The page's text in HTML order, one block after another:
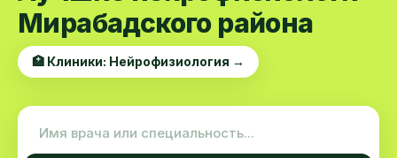
Мирабадского района
🏥 Клиники: Нейрофизиология →